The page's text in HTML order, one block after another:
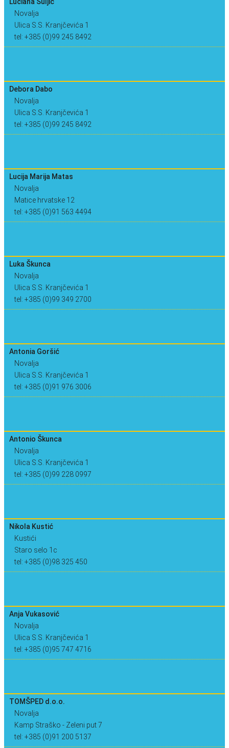
Novalja
Ulica S.S. Kranjčevića 1
tel: +385 (0)99 245 8492
Debora Dabo
Novalja
Ulica S.S. Kranjčevića 1
tel: +385 (0)99 245 8492
Lucija Marija Matas
Novalja
Matice hrvatske 12
tel: +385 (0)91 563 4494
Luka Škunca
Novalja
Ulica S.S. Kranjčevića 1
tel: +385 (0)99 349 2700
Antonia Goršić
Novalja
Ulica S.S. Kranjčevića 1
tel: +385 (0)91 976 3006
Antonio Škunca
Novalja
Ulica S.S. Kranjčevića 1
tel: +385 (0)99 228 0997
Nikola Kustić
Kustići
Staro selo 1c
tel: +385 (0)98 325 450
Anja Vukasović
Novalja
Ulica S.S. Kranjčevića 1
tel: +385 (0)95 747 4716
TOMŠPED d.o.o.
Novalja
Kamp Straško - Zeleni put 7
tel: +385 (0)91 200 5137